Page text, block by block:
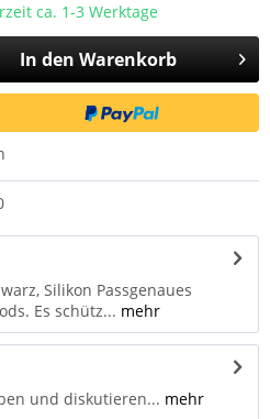
ca. 1-3 Werktage
In den Warenkorb
Silikon Passgenaues
Es schütz... mehr
und diskutieren... mehr